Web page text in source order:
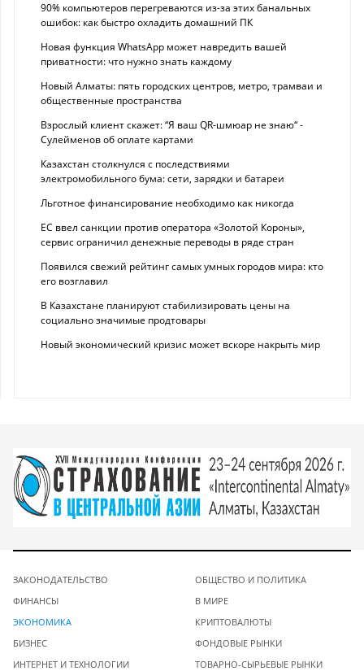
90% компьютеров перегреваются из-за этих банальных
ошибок: как быстро охладить домашний ПК
Новая функция WhatsApp может навредить вашей
приватности: что нужно знать каждому
Новый Алматы: пять городских центров, метро, трамваи и
общественные пространства
Взрослый клиент скажет: “Я ваш QR-шмюар не знаю“ -
Сулейменов об оплате картами
Казахстан столкнулся с последствиями
электромобильного бума: сети, зарядки и батареи
Льготное финансирование необходимо как никогда
ЕС ввел санкции против оператора «Золотой Короны»,
сервис ограничил денежные переводы в ряде стран
Появился свежий рейтинг самых умных городов мира: кто
его возглавил
В Казахстане планируют стабилизировать цены на
социально значимые продтовары
Новый экономический кризис может вскоре накрыть мир
ЗАКОНОДАТЕЛЬСТВО
ФИНАНСЫ
ЭКОНОМИКА
БИЗНЕС
ИНТЕРНЕТ И ТЕХНОЛОГИИ
ОБЩЕСТВО И ПОЛИТИКА
В МИРЕ
КРИПТОВАЛЮТЫ
ФОНДОВЫЕ РЫНКИ
ТОВАРНО-СЫРЬЕВЫЕ РЫНКИ